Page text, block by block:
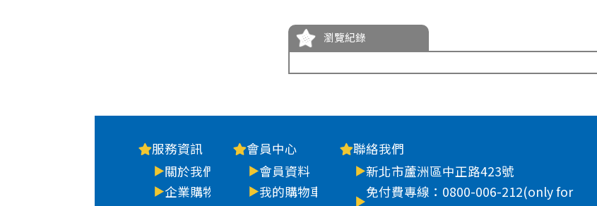
瀏覽紀錄
服務資訊
關於我們
企業購物
會員中心
會員資料
我的購物車
聯絡我們
新北市蘆洲區中正路423號
免付費專線：0800-006-212(only for